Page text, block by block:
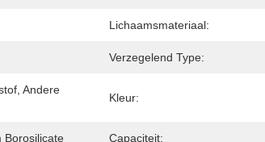
Lichaamsmateriaal:
Verzegelend Type:
Andere
Kleur:
Borosilicate Capaciteit: